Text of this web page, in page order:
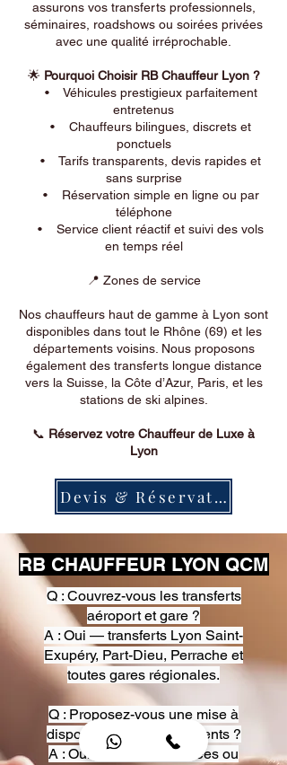
assurons vos transferts professionnels,
séminaires, roadshows ou soirées privées
avec une qualité irréprochable.
🌟 Pourquoi Choisir RB Chauffeur Lyon ?
• Véhicules prestigieux parfaitement
entretenus
• Chauffeurs bilingues, discrets et
ponctuels
• Tarifs transparents, devis rapides et
sans surprise
• Réservation simple en ligne ou par
téléphone
• Service client réactif et suivi des vols
en temps réel
📍 Zones de service
Nos chauffeurs haut de gamme à Lyon sont
disponibles dans tout le Rhône (69) et les
départements voisins. Nous proposons
également des transferts longue distance
vers la Suisse, la Côte d’Azur, Paris, et les
stations de ski alpines.
📞 Réservez votre Chauffeur de Luxe à
Lyon
Devis & Réservation
RB CHAUFFEUR LYON QCM
Q : Couvrez-vous les transferts
aéroport et gare ?
A : Oui — transferts Lyon Saint-
Exupéry, Part-Dieu, Perrache et
toutes gares régionales.
Q : Proposez-vous une mise à
disposition pour événements ?
A : Oui — heures, journées ou